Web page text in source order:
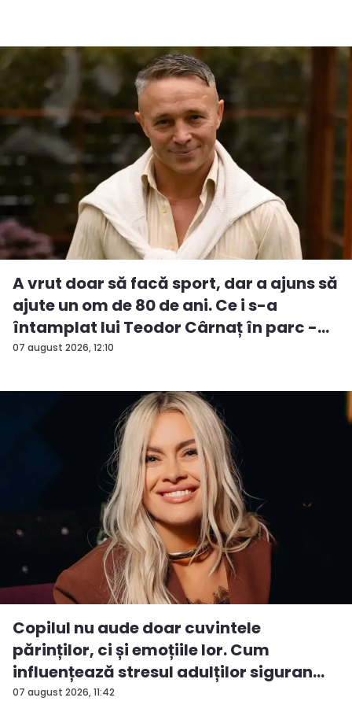
07 august 2026, 12:10
A vrut doar să facă sport, dar a ajuns să
ajute un om de 80 de ani. Ce i s-a
întamplat lui Teodor Cârnaț în parc -
V...
07 august 2026, 11:42
Copilul nu aude doar cuvintele
părinților, ci și emoțiile lor. Cum
influențează stresul adulților siguran...